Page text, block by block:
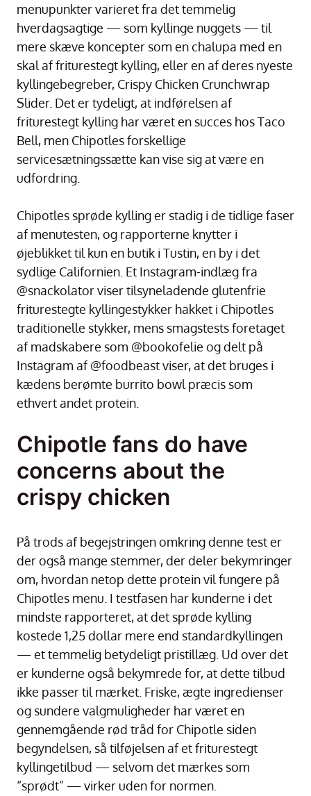
menupunkter varieret fra det temmelig
hverdagsagtige — som kyllinge nuggets — til
mere skæve koncepter som en chalupa med en
skal af friturestegt kylling, eller en af deres nyeste
kyllingebegreber, Crispy Chicken Crunchwrap
Slider. Det er tydeligt, at indførelsen af
friturestegt kylling har været en succes hos Taco
Bell, men Chipotles forskellige
servicesætningssætte kan vise sig at være en
udfordring.
Chipotles sprøde kylling er stadig i de tidlige faser
af menutesten, og rapporterne knytter i
øjeblikket til kun en butik i Tustin, en by i det
sydlige Californien. Et Instagram-indlæg fra
@snackolator viser tilsyneladende glutenfrie
friturestegte kyllingestykker hakket i Chipotles
traditionelle stykker, mens smagstests foretaget
af madskabere som @bookofelie og delt på
Instagram af @foodbeast viser, at det bruges i
kædens berømte burrito bowl præcis som
ethvert andet protein.
Chipotle fans do have
concerns about the
crispy chicken
På trods af begejstringen omkring denne test er
der også mange stemmer, der deler bekymringer
om, hvordan netop dette protein vil fungere på
Chipotles menu. I testfasen har kunderne i det
mindste rapporteret, at det sprøde kylling
kostede 1,25 dollar mere end standardkyllingen
— et temmelig betydeligt pristillæg. Ud over det
er kunderne også bekymrede for, at dette tilbud
ikke passer til mærket. Friske, ægte ingredienser
og sundere valgmuligheder har været en
gennemgående rød tråd for Chipotle siden
begyndelsen, så tilføjelsen af et friturestegt
kyllingetilbud — selvom det mærkes som
“sprødt” — virker uden for normen.